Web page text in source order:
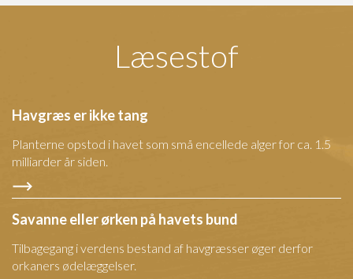
Læsestof
Havgræs er ikke tang
Planterne opstod i havet som små encellede alger for ca. 1.5
milliarder år siden.
Savanne eller ørken på havets bund
Tilbagegang i verdens bestand af havgræsser øger derfor
orkaners ødelæggelser.